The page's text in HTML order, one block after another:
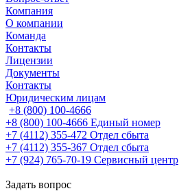
Компания
О компании
Команда
Контакты
Лицензии
Документы
Контакты
Юридическим лицам
+8 (800) 100-4666
+8 (800) 100-4666 Единый номер
+7 (4112) 355-472 Отдел сбыта
+7 (4112) 355-367 Отдел сбыта
+7 (924) 765-70-19 Сервисный центр
Задать вопрос